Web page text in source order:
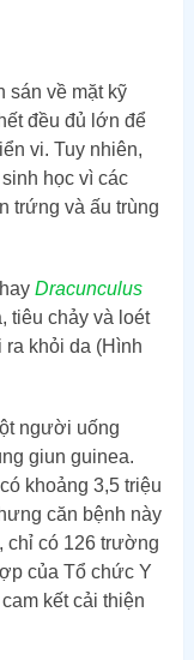
sán về mặt kỹ
đều đủ lớn để
vi. Tuy nhiên,
học vì các
trứng và ấu trùng
Dracunculus
tiêu chảy và loét
khỏi da (Hình
người uống
giun guinea.
khoảng 3,5 triệu
căn bệnh này
chỉ có 126 trường
của Tổ chức Y
kết cải thiện